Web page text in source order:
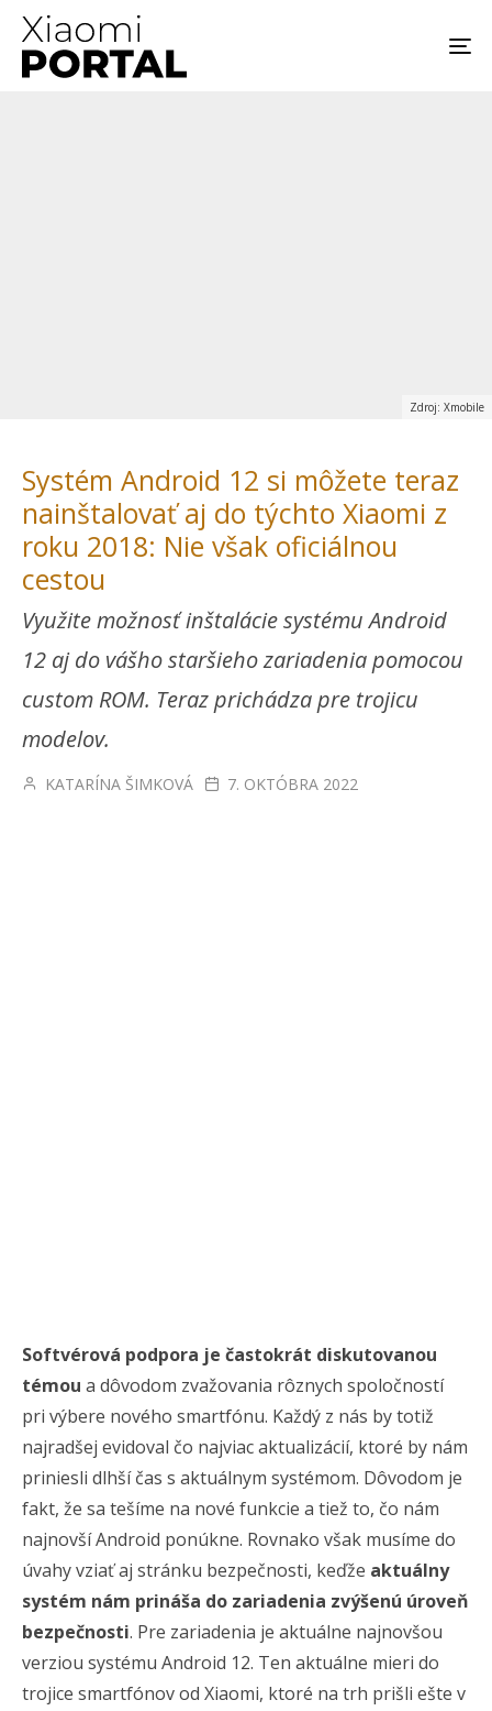
Zdroj: Xmobile
Systém Android 12 si môžete teraz
nainštalovať aj do týchto Xiaomi z
roku 2018: Nie však oficiálnou
cestou
Využite možnosť inštalácie systému Android
12 aj do vášho staršieho zariadenia pomocou
custom ROM. Teraz prichádza pre trojicu
modelov.
KATARÍNA ŠIMKOVÁ 7. OKTÓBRA 2022
Softvérová podpora je častokrát diskutovanou
témou a dôvodom zvažovania rôznych spoločností
pri výbere nového smartfónu. Každý z nás by totiž
najradšej evidoval čo najviac aktualizácií, ktoré by nám
priniesli dlhší čas s aktuálnym systémom. Dôvodom je
fakt, že sa tešíme na nové funkcie a tiež to, čo nám
najnovší Android ponúkne. Rovnako však musíme do
úvahy vziať aj stránku bezpečnosti, keďže aktuálny
systém nám prináša do zariadenia zvýšenú úroveň
bezpečnosti. Pre zariadenia je aktuálne najnovšou
verziou systému Android 12. Ten aktuálne mieri do
trojice smartfónov od Xiaomi, ktoré na trh prišli ešte v